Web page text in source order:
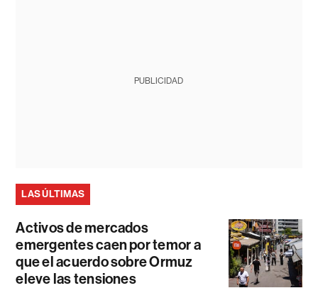
PUBLICIDAD
LAS ÚLTIMAS
Activos de mercados
emergentes caen por temor a
que el acuerdo sobre Ormuz
eleve las tensiones